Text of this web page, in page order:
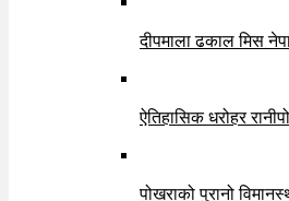
दीपमाला ढकाल मिस
ऐतिहासिक धरोहर
पोखराको पुरानो